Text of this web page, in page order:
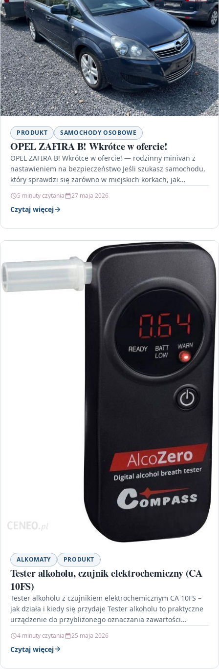
PRODUKT SAMOCHODY OSOBOWE
OPEL ZAFIRA B! Wkrótce w ofercie!
OPEL ZAFIRA B! Wkrótce w ofercie! — rodzinny minivan z
nastawieniem na bezpieczeństwo Jeśli szukasz samochodu,
który sprawdzi się zarówno w miejskich korkach, jak…
5 minuty czytania 27 maja 2026
Czytaj więcej
ALKOMATY PRODUKT
Tester alkoholu, czujnik elektrochemiczny (CA
10FS)
Tester alkoholu z czujnikiem elektrochemicznym CA 10FS –
jak działa i kiedy się przydaje Tester alkoholu to praktyczne
urządzenie do przybliżonego oznaczania zawartości
4 minuty czytania 25 maja 2026
Czytaj więcej